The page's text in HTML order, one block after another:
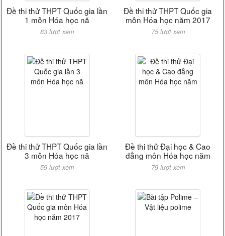
Đề thi thử THPT Quốc gia lần
1 môn Hóa học nă
83 lượt xem
Đề thi thử THPT Quốc gia
môn Hóa học năm 2017
75 lượt xem
Đề thi thử THPT Quốc gia lần
3 môn Hóa học nă
59 lượt xem
Đề thi thử Đại học & Cao
đẳng môn Hóa học năm
79 lượt xem